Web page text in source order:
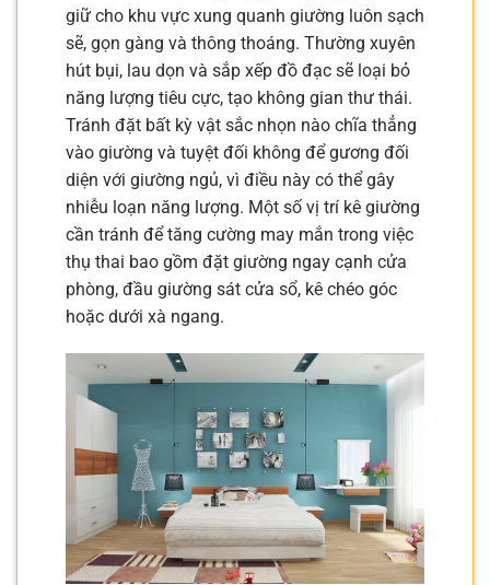
giữ cho khu vực xung quanh giường luôn sạch
sẽ, gọn gàng và thông thoáng. Thường xuyên
hút bụi, lau dọn và sắp xếp đồ đạc sẽ loại bỏ
năng lượng tiêu cực, tạo không gian thư thái.
Tránh đặt bất kỳ vật sắc nhọn nào chĩa thẳng
vào giường và tuyệt đối không để gương đối
diện với giường ngủ, vì điều này có thể gây
nhiễu loạn năng lượng. Một số vị trí kê giường
cần tránh để tăng cường may mắn trong việc
thụ thai bao gồm đặt giường ngay cạnh cửa
phòng, đầu giường sát cửa sổ, kê chéo góc
hoặc dưới xà ngang.